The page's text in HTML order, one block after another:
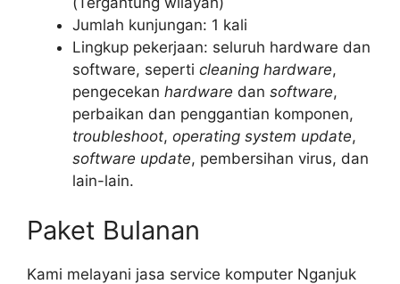
Jumlah kunjungan: 1 kali
Lingkup pekerjaan: seluruh hardware dan
software, seperti cleaning hardware,
pengecekan hardware dan software,
perbaikan dan penggantian komponen,
troubleshoot, operating system update,
software update, pembersihan virus, dan
lain-lain.
Paket Bulanan
Kami melayani jasa service komputer Nganjuk